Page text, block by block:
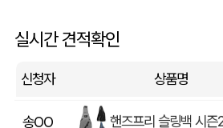
실시간 견적확인
신청자 상품명
이OO 상품제안(웰컴키트제작)
윤OO
송OO